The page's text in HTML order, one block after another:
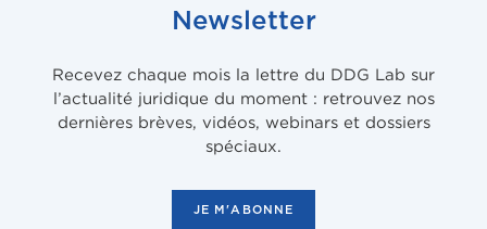
Newsletter
Recevez chaque mois la lettre du DDG Lab sur
l’actualité juridique du moment : retrouvez nos
dernières brèves, vidéos, webinars et dossiers
spéciaux.
JE M'ABONNE